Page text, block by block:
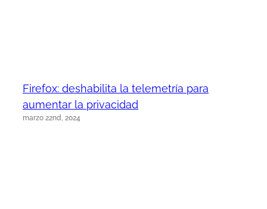
Firefox: deshabilita la telemetría para
aumentar la privacidad
marzo 22nd, 2024